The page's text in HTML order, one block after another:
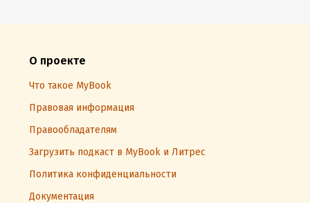
О проекте
Что такое MyBook
Правовая информация
Правообладателям
Загрузить подкаст в MyBook и Литрес
Политика конфиденциальности
Документация